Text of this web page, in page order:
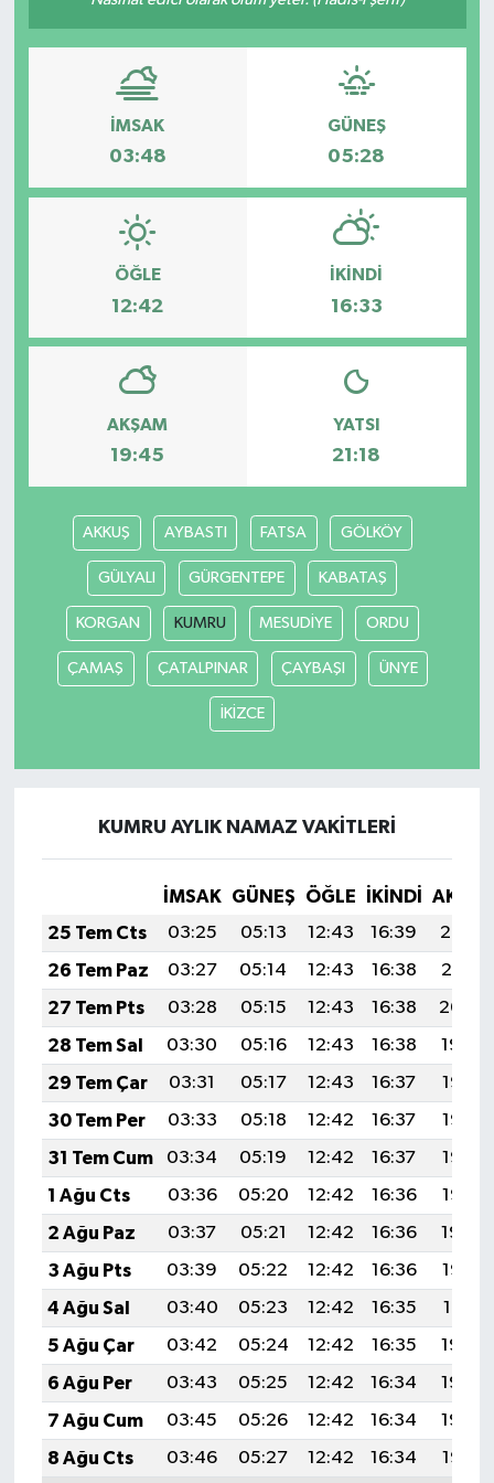
İMSAK
03:48
GÜNEŞ
05:28
ÖĞLE
12:42
İKINDI
16:33
AKŞAM
19:45
YATSI
21:18
AKKUŞ AYBASTI FATSA GÖLKÖY
GÜLYALI GÜRGENTEPE KABATAŞ
KORGAN KUMRU MESUDİYE ORDU
ÇAMAŞ ÇATALPINAR ÇAYBAŞI ÜNYE
İKİZCE
KUMRU AYLIK NAMAZ VAKITLERI
İMSAK GÜNEŞ ÖĞLE İKINDI
25 Tem Cts
03:25 05:13 12:43 16:39
20:02
26 Tem Paz
03:27 05:14 12:43 16:38
20:01
27 Tem Pts
03:28 05:15 12:43 16:38
20:00
28 Tem Sal
03:30 05:16 12:43 16:38
19:59
29 Tem Çar
03:31 05:17 12:43 16:37
19:58
30 Tem Per
03:33 05:18 12:42 16:37
19:57
31 Tem Cum
03:34 05:19 12:42 16:37
19:56
1 Ağu Cts
03:36 05:20 12:42 16:36
19:55
2 Ağu Paz
03:37 05:21 12:42 16:36
19:54
3 Ağu Pts
03:39 05:22 12:42 16:36
19:53
4 Ağu Sal
03:40 05:23 12:42 16:35
19:51
5 Ağu Çar
03:42 05:24 12:42 16:35
19:50
6 Ağu Per
03:43 05:25 12:42 16:34
19:49
7 Ağu Cum
03:45 05:26 12:42 16:34
19:48
8 Ağu Cts
03:46 05:27 12:42 16:34 19:47